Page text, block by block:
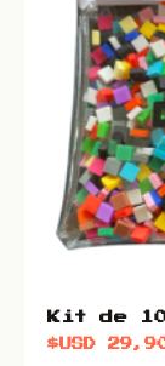
Kit de
$USD